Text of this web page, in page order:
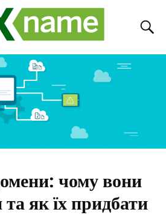
чому вони
та як їх придбати